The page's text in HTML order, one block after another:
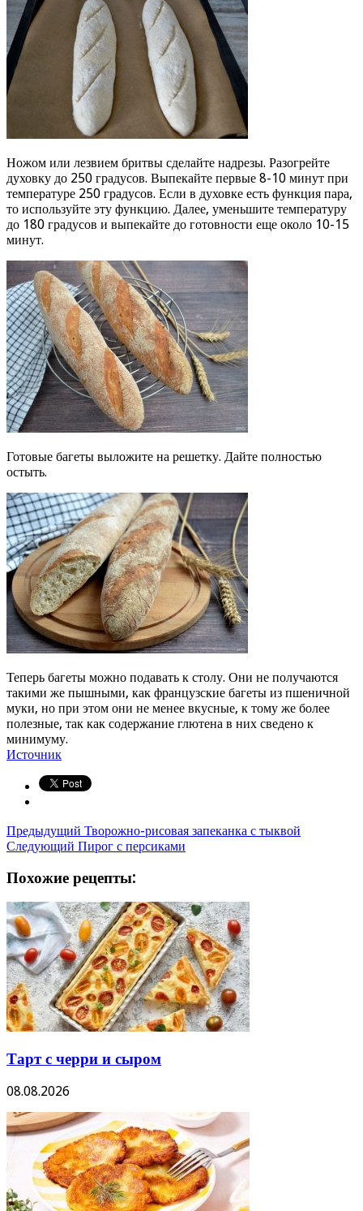
Ножом или лезвием бритвы сделайте надрезы. Разогрейте
духовку до 250 градусов. Выпекайте первые 8-10 минут при
температуре 250 градусов. Если в духовке есть функция пара,
то используйте эту функцию. Далее, уменьшите температуру
до 180 градусов и выпекайте до готовности еще около 10-15
минут.
Готовые багеты выложите на решетку. Дайте полностью
остыть.
Теперь багеты можно подавать к столу. Они не получаются
такими же пышными, как французские багеты из пшеничной
муки, но при этом они не менее вкусные, к тому же более
полезные, так как содержание глютена в них сведено к
минимуму.
Источник
Предыдущий Творожно-рисовая запеканка с тыквой
Следующий Пирог с персиками
Похожие рецепты:
Тарт с черри и сыром
08.08.2026